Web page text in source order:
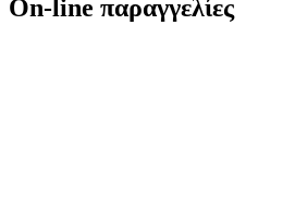
On-line παραγγελίες